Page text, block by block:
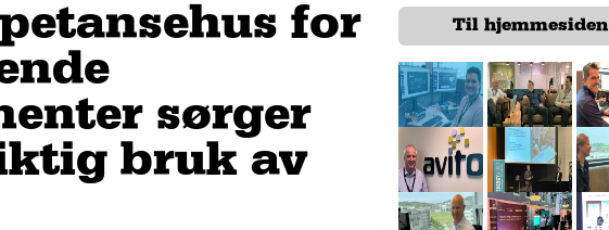
for
sørger
bruk av
Til hjemmesiden